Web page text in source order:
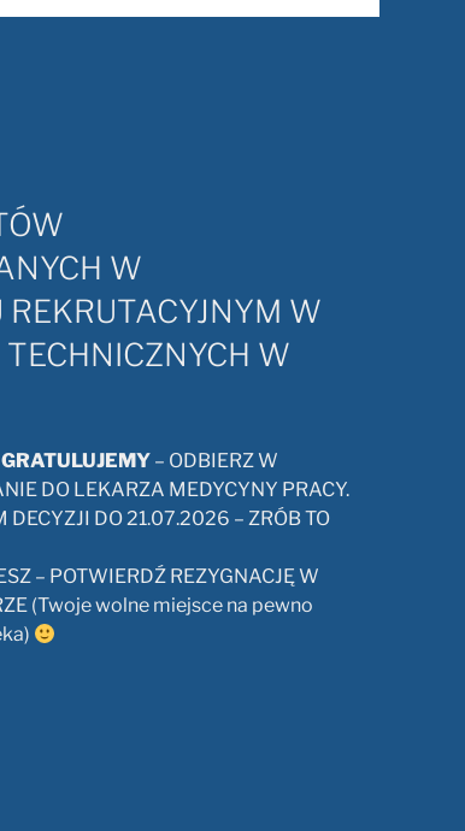
W
W
W
GRATULUJEMY – ODBIERZ W
DO LEKARZA MEDYCYNY PRACY.
DECYZJI DO 21.07.2026 – ZRÓB TO
– POTWIERDŹ REZYGNACJĘ W
(Twoje wolne miejsce na pewno